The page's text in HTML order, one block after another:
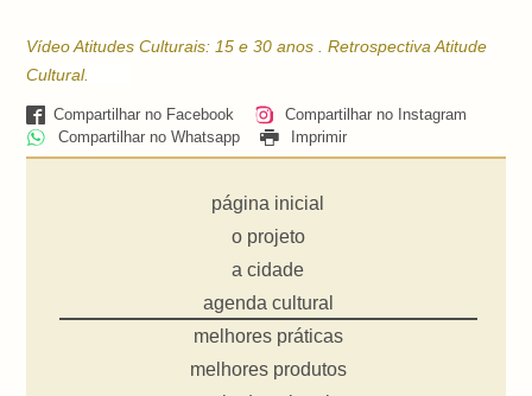
Vídeo Atitudes Culturais: 15 e 30 anos . Retrospectiva Atitude
Cultural.
Compartilhar no Facebook
Compartilhar no Instagram
Compartilhar no Whatsapp
Imprimir
página inicial
o projeto
a cidade
agenda cultural
melhores práticas
melhores produtos